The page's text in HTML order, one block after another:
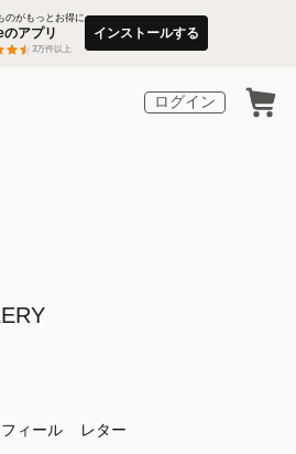
のがもっとお得に
アプリ
3万件以上
インストールする
ログイン
ィール レター